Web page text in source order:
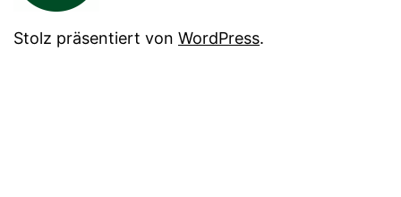
Stolz präsentiert von WordPress.